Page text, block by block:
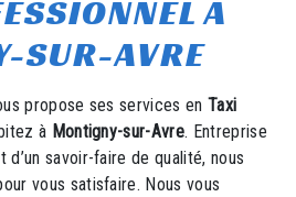
À
SUR-AVRE
propose ses services en Taxi
à Montigny-sur-Avre. Entreprise
d’un savoir-faire de qualité, nous
vous satisfaire. Nous vous